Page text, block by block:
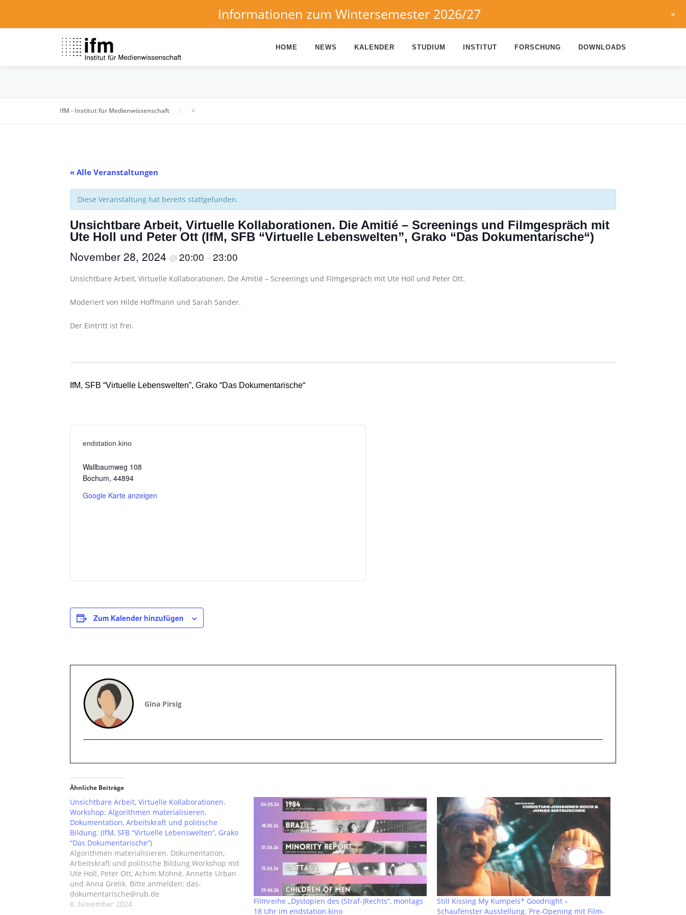
HOME NEWS KALENDER STUDIUM INSTITUT FORSCHUNG DOWNLOADS
IfM - Institut für Medienwissenschaft >
« Alle Veranstaltungen
Diese Veranstaltung hat bereits stattgefunden.
Unsichtbare Arbeit, Virtuelle Kollaborationen. Die Amitié – Screenings und Filmgespräch mit
Ute Holl und Peter Ott (IfM, SFB “Virtuelle Lebenswelten”, Grako “Das Dokumentarische“)
November 28, 2024 @ 20:00 –23:00
Unsichtbare Arbeit, Virtuelle Kollaborationen. Die Amitié – Screenings und Filmgespräch mit Ute Holl und Peter Ott.
Moderiert von Hilde Hoffmann und Sarah Sander.
Der Eintritt ist frei.
IfM, SFB “Virtuelle Lebenswelten”, Grako “Das Dokumentarische“
endstation.kino
Wallbaumweg 108
Bochum, 44894
Google Karte anzeigen
Zum Kalender hinzufügen
Gina Pirsig
Ähnliche Beiträge
Unsichtbare Arbeit, Virtuelle Kollaborationen.
Workshop: Algorithmen materialisieren.
Dokumentation, Arbeitskraft und politische
Bildung. (IfM, SFB “Virtuelle Lebenswelten”, Grako
“Das Dokumentarische“)
Algorithmen materialisieren. Dokumentation,
Arbeitskraft und politische Bildung.Workshop mit
Ute Holl, Peter Ott, Achim Mohné, Annette Urban
und Anna Grelik. Bitte anmelden: das-
dokumentarische@rub.de
8. November 2024
Filmreihe „Dystopien des (Straf-)Rechts“, montags
18 Uhr im endstation.kino
Still Kissing My Kumpels* Goodnight –
Schaufenster Ausstellung. Pre-Opening mit Film-
Informationen zum Wintersemester 2026/27 +